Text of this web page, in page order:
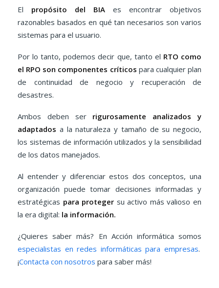
El propósito del BIA es encontrar objetivos
razonables basados ​​en qué tan necesarios son varios
sistemas para el usuario.
Por lo tanto, podemos decir que, tanto el RTO como
el RPO son componentes críticos para cualquier plan
de continuidad de negocio y recuperación de
desastres.
Ambos deben ser rigurosamente analizados y
adaptados a la naturaleza y tamaño de su negocio,
los sistemas de información utilizados y la sensibilidad
de los datos manejados.
Al entender y diferenciar estos dos conceptos, una
organización puede tomar decisiones informadas y
estratégicas para proteger su activo más valioso en
la era digital: la información.
¿Quieres saber más? En Acción informática somos
especialistas en redes informáticas para empresas.
¡Contacta con nosotros para saber más!